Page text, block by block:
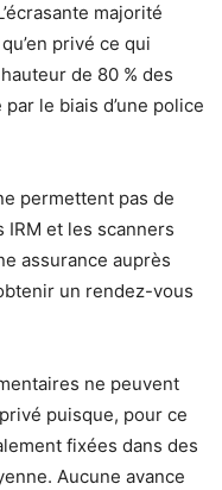
majorité
privé ce qui
de 80 % des
le biais d’une police
permettent pas de
IRM et les scanners
assurance auprès
un rendez-vous
ne peuvent
puisque, pour ce
fixées dans des
Aucune avance